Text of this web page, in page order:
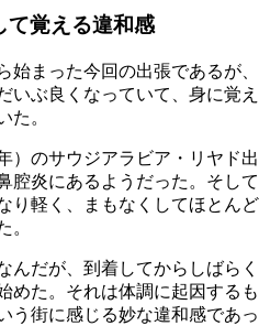
て覚える違和感
まった今回の出張であるが、
いぶ良くなっていて、身に覚え
た。
）のサウジアラビア・リヤド出
腔炎にあるようだった。そして
り軽く、まもなくしてほとんど
。
んだが、到着してからしばらく
めた。それは体調に起因するも
う街に感じる妙な違和感であっ